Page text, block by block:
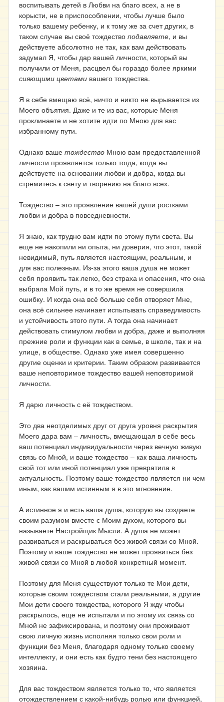
воспитывать детей в Любви на благо всех, а не в
корысти, не в приспособлении, чтобы лучше было
только вашему ребенку, и к тому же за счет других, в
таком случае вы своё тождество подавляете, и вы
действуете абсолютно не так, как вам действовать
задумал Я, чтобы дар вашей личности, который вы
получили от Меня, расцвел бы гораздо более яркими
сияющими цветами вашего тождества.
Я в себе вмещаю всё, ничто и никто не вырывается из
Моего объятия. Даже и те из вас, которые Меня
проклинаете и не хотите идти по Мною для вас
избранному пути.
Однако ваше тождество Мною вам предоставленной
личности проявляется только тогда, когда вы
действуете на основании любви и добра, когда вы
стремитесь к свету и творению на благо всех.
Тождество – это проявление вашей души ростками
любви и добра в повседневности.
Я знаю, как трудно вам идти по этому пути света. Вы
еще не накопили ни опыта, ни доверия, что этот, такой
невидимый, путь является настоящим, реальным, и
для вас полезным. Из-за этого ваша душа не может
себя проявить так легко, без страха и опасения, что она
выбрала Мой путь, и в то же время не совершила
ошибку. И когда она всё больше себя отворяет Мне,
она всё сильнее начинает испытывать справедливость
и устойчивость этого пути. А тогда она начинает
действовать стимулом любви и добра, даже и выполняя
прежние роли и функции как в семье, в школе, так и на
улице, в обществе. Однако уже имея совершенно
другие оценки и критерии. Таким образом развивается
ваше неповторимое тождество вашей неповторимой
личности.
Я дарю личность с её тождеством.
Это два неотделимых друг от друга уровня раскрытия
Моего дара вам – личность, вмещающая в себе весь
ваш потенциал индивидуальности через вечную живую
связь со Мной, и ваше тождество – как ваша личность
свой тот или иной потенциал уже превратила в
актуальность. Поэтому ваше тождество является ни чем
иным, как вашим истинным я в это мгновение.
А истинное я и есть ваша душа, которую вы создаете
своим разумом вместе с Моим духом, которого вы
называете Настройщик Мысли. А душа не может
развиваться и раскрываться без живой связи со Мной.
Поэтому и ваше тождество не может проявиться без
живой связи со Мной в любой конкретный момент.
Поэтому для Меня существуют только те Мои дети,
которые своим тождеством стали реальными, а другие
Мои дети своего тождества, которого Я жду чтобы
раскрылось, еще не испытали и по этому их связь со
Мной не зафиксирована, и поэтому они проживают
свою личную жизнь исполняя только свои роли и
функции без Меня, благодаря одному только своему
интеллекту, и они есть как будто тени без настоящего
хозяина.
Для вас тождеством является только то, что является
отождествлением с какой-нибудь ролью или функцией,